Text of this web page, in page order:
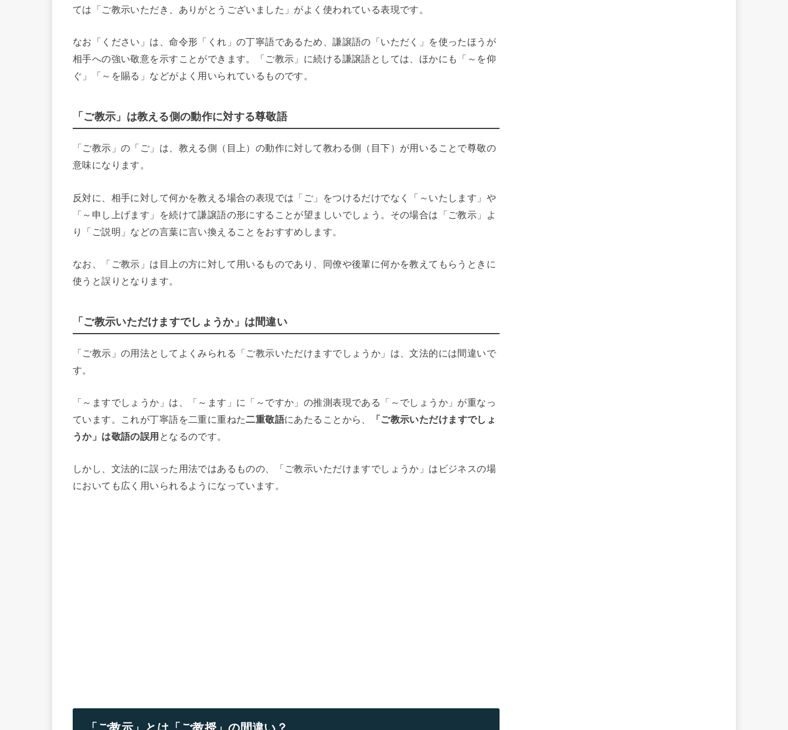
ては「ご教示いただき、ありがとうございました」がよく使われている表現です。
なお「ください」は、命令形「くれ」の丁寧語であるため、謙譲語の「いただく」を使ったほうが
相手への強い敬意を示すことができます。「ご教示」に続ける謙譲語としては、ほかにも「～を仰
ぐ」「～を賜る」などがよく用いられているものです。
「ご教示」は教える側の動作に対する尊敬語
「ご教示」の「ご」は、教える側（目上）の動作に対して教わる側（目下）が用いることで尊敬の
意味になります。
反対に、相手に対して何かを教える場合の表現では「ご」をつけるだけでなく「～いたします」や
「～申し上げます」を続けて謙譲語の形にすることが望ましいでしょう。その場合は「ご教示」よ
り「ご説明」などの言葉に言い換えることをおすすめします。
なお、「ご教示」は目上の方に対して用いるものであり、同僚や後輩に何かを教えてもらうときに
使うと誤りとなります。
「ご教示いただけますでしょうか」は間違い
「ご教示」の用法としてよくみられる「ご教示いただけますでしょうか」は、文法的には間違いで
す。
「～ますでしょうか」は、「～ます」に「～ですか」の推測表現である「～でしょうか」が重なっ
ています。これが丁寧語を二重に重ねた二重敬語にあたることから、
「ご教示いただけますでしょ
うか」は敬語の誤用 となるのです。
しかし、文法的に誤った用法ではあるものの、「ご教示いただけますでしょうか」はビジネスの場
においても広く用いられるようになっています。